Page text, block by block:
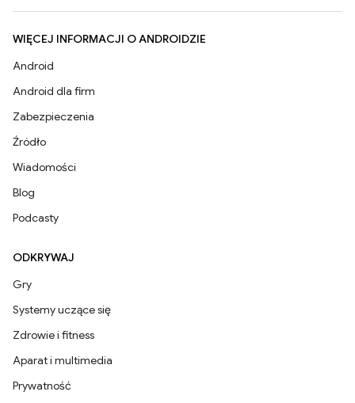
WIĘCEJ INFORMACJI O ANDROIDZIE
Android
Android dla firm
Zabezpieczenia
Źródło
Wiadomości
Blog
Podcasty
ODKRYWAJ
Gry
Systemy uczące się
Zdrowie i fitness
Aparat i multimedia
Prywatność